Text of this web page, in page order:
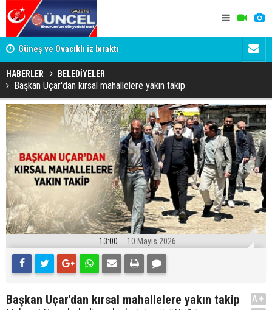
Güneş ve Ovacıklı iz bıraktı BEYAZLI
HABERLER BELEDİYELER
Başkan Uçar'dan kırsal mahallelere yakın takip
13:00 10 Mayıs 2026
Başkan Uçar'dan kırsal mahallelere yakın takip
A+